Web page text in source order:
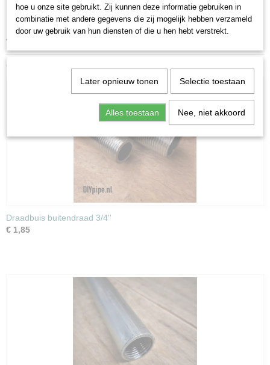
Maximale lengte voor standaard verzending is 150cm.
Indien langere lengtes nodig (max 2mtr.) stuur een mail met de
wensen:
Ook interessant
Draadbuis buitendraad 3/4''
€ 1,85
hoe u onze site gebruikt. Zij kunnen deze informatie gebruiken in
combinatie met andere gegevens die zij mogelijk hebben verzameld
door uw gebruik van hun diensten of die u hen hebt verstrekt.
Later opnieuw tonen Selectie toestaan
Alles toestaan Nee, niet akkoord